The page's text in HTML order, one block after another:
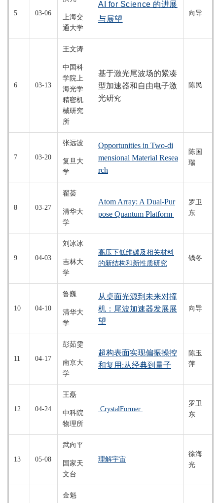
5 03-06
上海交
通大学
AI for Science 的进展
与展望
向导
6 03-13
王文涛
中国科
学院上
海光学
精密机
械研究
所
基于激光尾波场的紧凑
型加速器和自由电子激
光研究
陈民
7 03-20
张远波
复旦大
学
Opportunities in Two-di
mensional Material Resea
rch
陈国
瑞
8 03-27
翟荟
清华大
学
Atom Array: A Dual-Pur
pose Quantum Platform
罗卫
东
9 04-03
刘冰冰
吉林大
学
高压下低维碳及相关材料
的新结构和新性质研究
钱冬
10 04-10
鲁巍
清华大
学
从桌面光源到未来对撞
机：尾波加速器发展展
望
向导
11 04-17
彭茹雯
南京大
学
超构表面实现偏振操控
和复用:从经典到量子
陈玉
萍
12 04-24
王磊
中科院
物理所
CrystalFormer
罗卫
东
13 05-08
武向平
国家天
文台
理解宇宙
徐海
光
金魁